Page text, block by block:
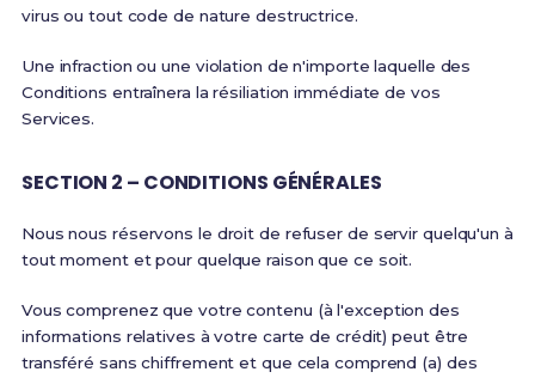
virus ou tout code de nature destructrice.
Une infraction ou une violation de n'importe laquelle des
Conditions entraînera la résiliation immédiate de vos
Services.
SECTION 2 – CONDITIONS GÉNÉRALES
Nous nous réservons le droit de refuser de servir quelqu'un à
tout moment et pour quelque raison que ce soit.
Vous comprenez que votre contenu (à l'exception des
informations relatives à votre carte de crédit) peut être
transféré sans chiffrement et que cela comprend (a) des